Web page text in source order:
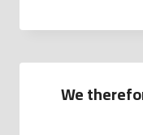
We